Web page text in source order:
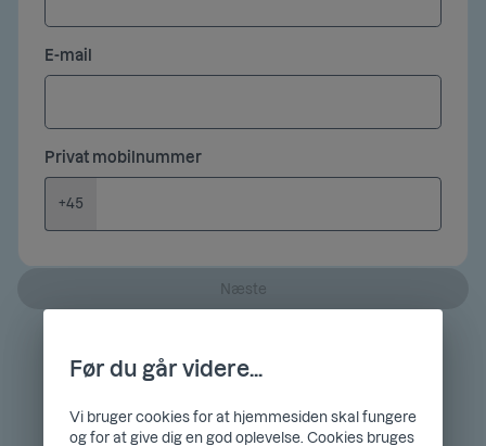
E-mail
Privat mobilnummer
+45
Næste
Før du går videre...
Vi bruger cookies for at hjemmesiden skal fungere
og for at give dig en god oplevelse. Cookies bruges